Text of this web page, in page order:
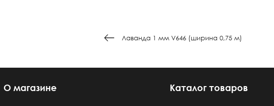
Лаванда 1 мм V646 (ширина 0,75 м)
О магазине Каталог товаров